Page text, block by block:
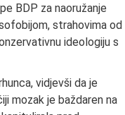
BDP za naoružanje
strahovima od
ideologiju s
vidjevši da je
mozak je baždaren na